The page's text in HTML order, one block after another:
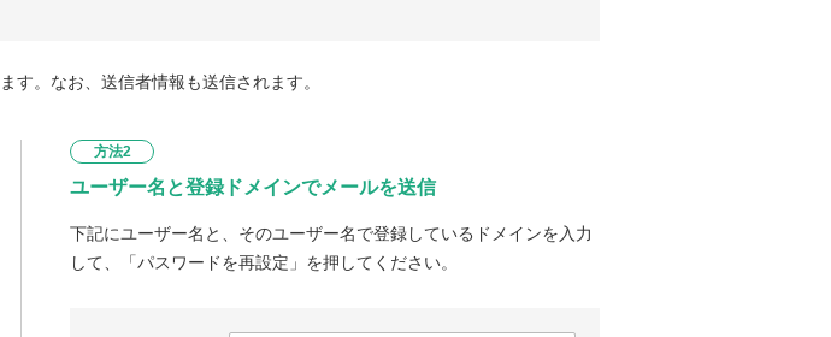
す。なお、送信者情報も送信されます。
方法2
ユーザー名と登録ドメインでメールを送信
下記にユーザー名と、そのユーザー名で登録しているドメインを入力
して、「パスワードを再設定」を押してください。